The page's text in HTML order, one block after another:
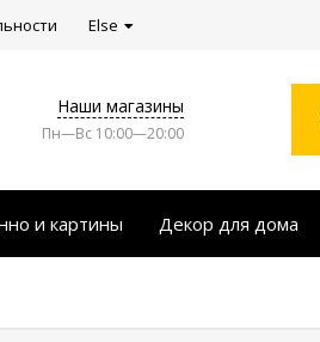
Else
Наши магазины
Пн—Вс 10:00—20:00
и картины Декор для дома